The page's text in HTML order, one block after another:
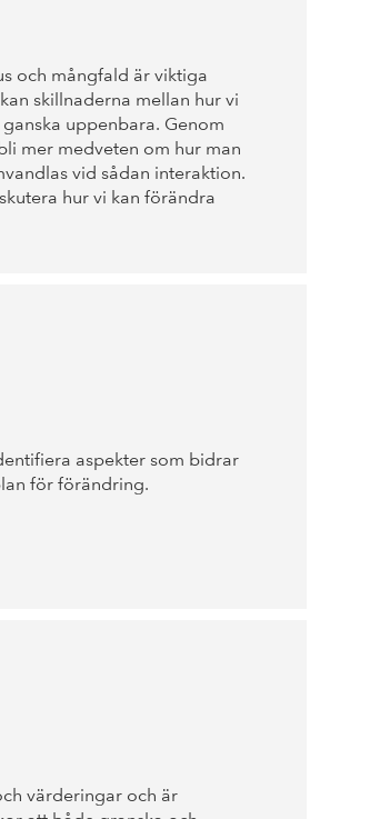
och mångfald är viktiga
skillnaderna mellan hur vi
uppenbara. Genom
mer medveten om hur man
vid sådan interaktion.
hur vi kan förändra
aspekter som bidrar
för förändring.
värderingar och är